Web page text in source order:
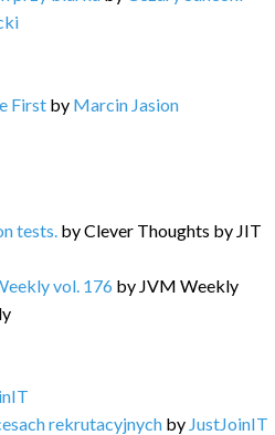
First by Marcin Jasion
tests. byClever Thoughts by JIT
vol. 176 by JVM Weekly
rekrutacyjnych by JustJoinIT